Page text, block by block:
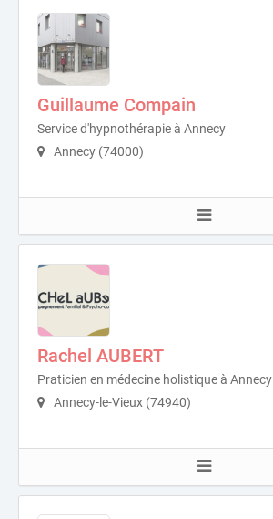
Guillaume Compain
Service d'hypnothérapie à Annecy
Annecy (74000)
Rachel AUBERT
Praticien en médecine holistique à Annecy
Annecy-le-Vieux (74940)